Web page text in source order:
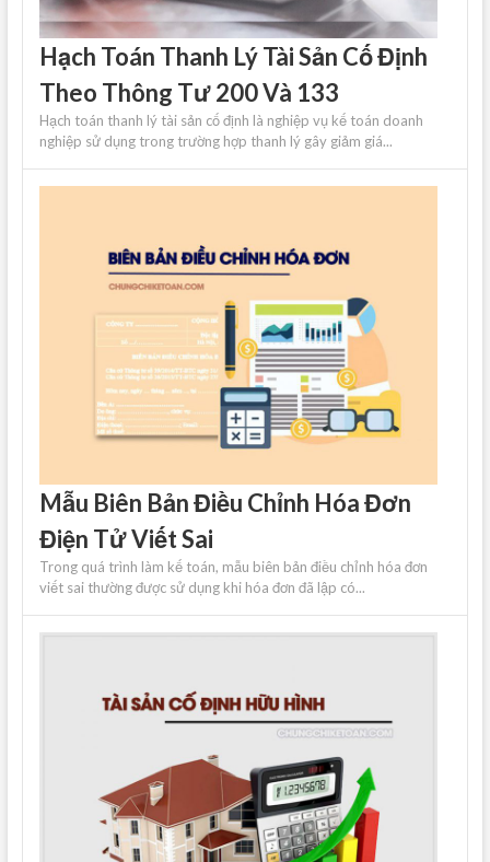
Hạch Toán Thanh Lý Tài Sản Cố Định
Theo Thông Tư 200 Và 133
Hạch toán thanh lý tài sản cố định là nghiệp vụ kế toán doanh
nghiệp sử dụng trong trường hợp thanh lý gây giảm giá...
Mẫu Biên Bản Điều Chỉnh Hóa Đơn
Điện Tử Viết Sai
Trong quá trình làm kế toán, mẫu biên bản điều chỉnh hóa đơn
viết sai thường được sử dụng khi hóa đơn đã lập có...